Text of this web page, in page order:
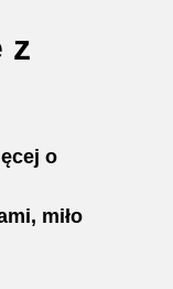
z
o
miło